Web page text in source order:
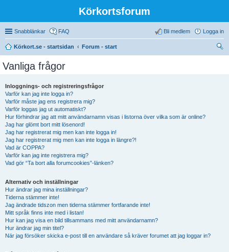
Körkortsforum
Snabblänkar FAQ Logga in
Bli medlem
Körkort.se - startsidan
Forum - start
Vanliga frågor
Inloggnings- och registreringsfrågor
Varför kan jag inte logga in?
Varför måste jag ens registrera mig?
Varför loggas jag ut automatiskt?
Hur förhindrar jag att mitt användarnamn visas i listorna över vilka som är online?
Jag har glömt bort mitt lösenord!
Jag har registrerat mig men kan inte logga in!
Jag har registrerat mig men kan inte logga in längre?!
Vad är COPPA?
Varför kan jag inte registrera mig?
Vad gör “Ta bort alla forumcookies”-länken?
Alternativ och inställningar
Hur ändrar jag mina inställningar?
Tiderna stämmer inte!
Jag ändrade tidszon men tiderna stämmer fortfarande inte!
Mitt språk finns inte med i listan!
Hur kan jag visa en bild tillsammans med mitt användarnamn?
Hur ändrar jag min titel?
När jag försöker skicka e-post till en användare så kräver forumet att jag loggar in?